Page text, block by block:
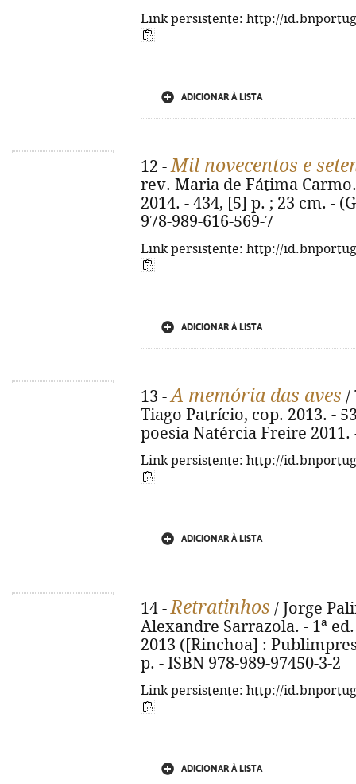
Link persistente: http://
ADICIONAR À LISTA
12 -Mil novecentos e
rev. Maria de Fátima
2014. - 434, [5] p. ; 23 cm. -
978-989-616-569-7
Link persistente: http://
ADICIONAR À LISTA
13 -A memória das aves /
Tiago Patrício, cop. 2013. -
poesia Natércia Freire 2011.
Link persistente: http://
ADICIONAR À LISTA
14 -Retratinhos / Jorge
Alexandre Sarrazola. - 1ª
2013 ([Rinchoa] :
p. - ISBN 978-989-97450-3-2
Link persistente: http://
ADICIONAR À LISTA